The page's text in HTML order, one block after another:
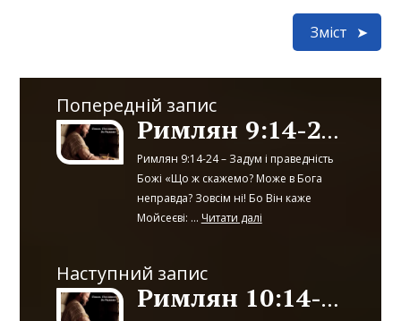
Зміст
Попередній запис
Римлян 9:14-24 – 9:25-29
Римлян 9:14-24 – Задум і праведність
Божі «Що ж скажемо? Може в Бога
неправда? Зовсім ні! Бо Він каже
Мойсеєві: ... Читати далі
Наступний запис
Римлян 10:14-21